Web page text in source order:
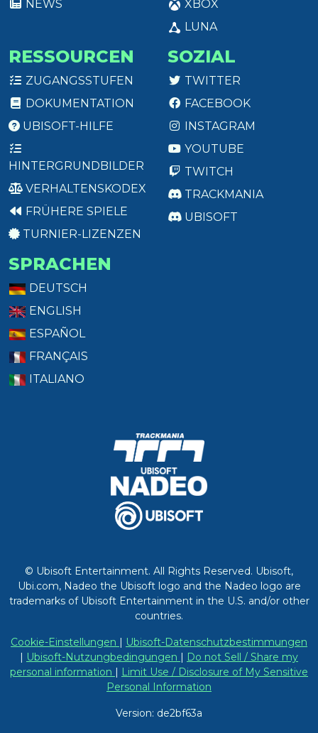
NEWS
XBOX
LUNA
RESSOURCEN
ZUGANGSSTUFEN
DOKUMENTATION
UBISOFT-HILFE
HINTERGRUNDBILDER
VERHALTENSKODEX
FRÜHERE SPIELE
TURNIER-LIZENZEN
SOZIAL
TWITTER
FACEBOOK
INSTAGRAM
YOUTUBE
TWITCH
TRACKMANIA
UBISOFT
SPRACHEN
DEUTSCH
ENGLISH
ESPAÑOL
FRANÇAIS
ITALIANO
© Ubisoft Entertainment. All Rights Reserved. Ubisoft,
Ubi.com, Nadeo the Ubisoft logo and the Nadeo logo are
trademarks of Ubisoft Entertainment in the U.S. and/or other
countries.
Cookie-Einstellungen | Ubisoft-Datenschutzbestimmungen
| Ubisoft-Nutzungbedingungen | Do not Sell / Share my
personal information | Limit Use / Disclosure of My Sensitive
Personal Information
Version: de2bf63a